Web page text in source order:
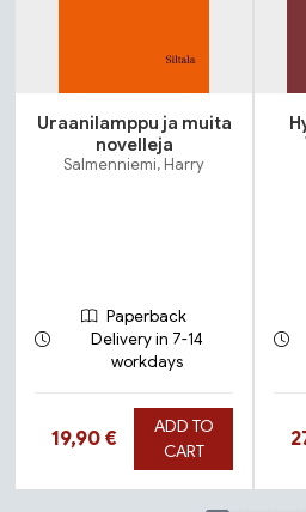
Uraanilamppu ja muita
novelleja
Salmenniemi, Harry
Paperback
Delivery in 7-14
workdays
Hinta nyt
19,90 €
ADD TO
CART